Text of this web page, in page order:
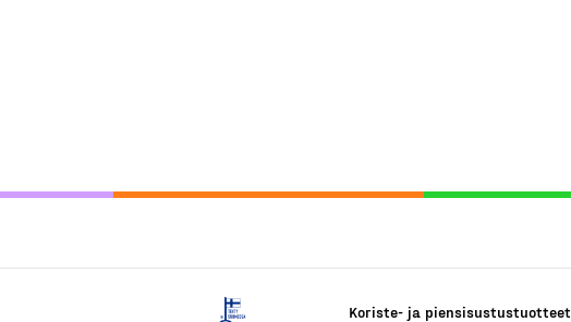
Koriste- ja piensisustustuotteet